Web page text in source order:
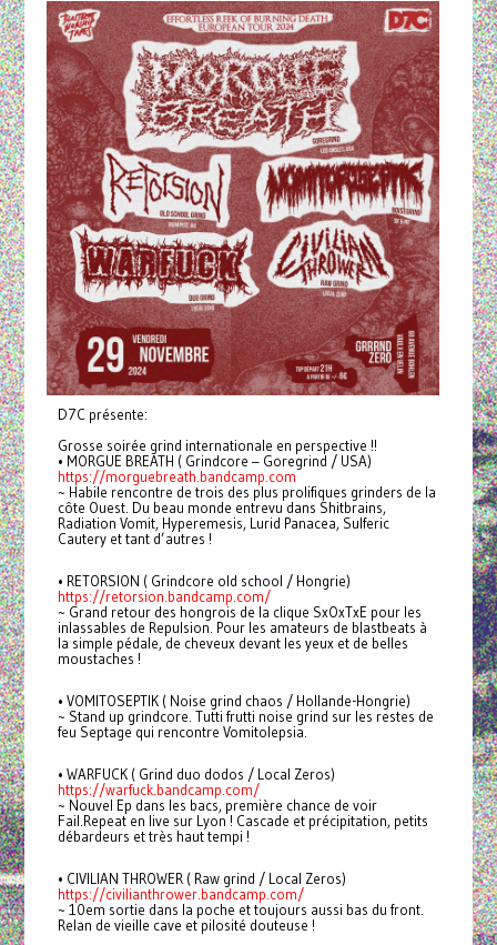
D7C présente:
Grosse soirée grind internationale en perspective !!
• MORGUE BREATH ( Grindcore – Goregrind / USA)
https://morguebreath.bandcamp.com
~ Habile rencontre de trois des plus prolifiques grinders de la
côte Ouest. Du beau monde entrevu dans Shitbrains,
Radiation Vomit, Hyperemesis, Lurid Panacea, Sulferic
Cautery et tant d’autres !
• RETORSION ( Grindcore old school / Hongrie)
https://retorsion.bandcamp.com/
~ Grand retour des hongrois de la clique SxOxTxE pour les
inlassables de Repulsion. Pour les amateurs de blastbeats à
la simple pédale, de cheveux devant les yeux et de belles
moustaches !
• VOMITOSEPTIK ( Noise grind chaos / Hollande-Hongrie)
~ Stand up grindcore. Tutti frutti noise grind sur les restes de
feu Septage qui rencontre Vomitolepsia.
• WARFUCK ( Grind duo dodos / Local Zeros)
https://warfuck.bandcamp.com/
~ Nouvel Ep dans les bacs, première chance de voir
Fail.Repeat en live sur Lyon ! Cascade et précipitation, petits
débardeurs et très haut tempi !
• CIVILIAN THROWER ( Raw grind / Local Zeros)
https://civilianthrower.bandcamp.com/
~ 10em sortie dans la poche et toujours aussi bas du front.
Relan de vieille cave et pilosité douteuse !